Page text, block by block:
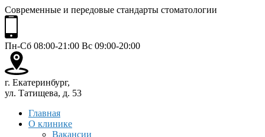
Современные и передовые стандарты стоматологии
Пн-Сб 08:00-21:00 Вс 09:00-20:00
г. Екатеринбург,
ул. Татищева, д. 53
Главная
О клинике
Вакансии